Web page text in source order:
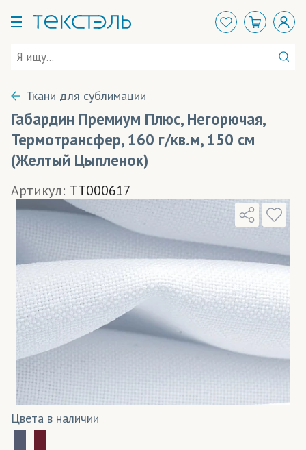
Ткани для сублимации
Габардин Премиум Плюс, Негорючая,
Термотрансфер, 160 г/кв.м, 150 см
(Желтый Цыпленок)
Артикул: TT000617
Цвета в наличии